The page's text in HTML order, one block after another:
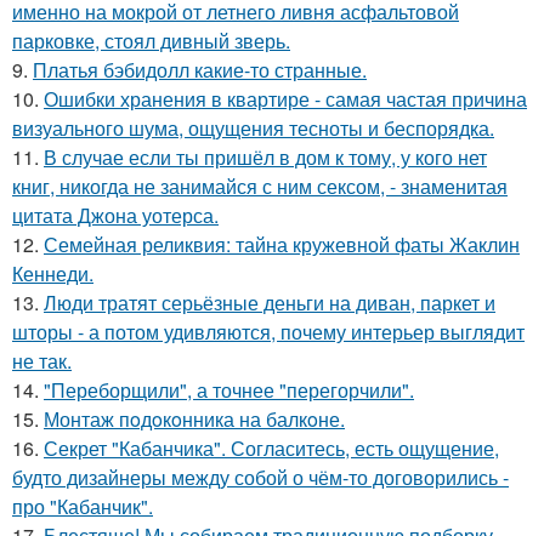
именно на мокрой от летнего ливня асфальтовой
парковке, стоял дивный зверь.
9. Платья бэбидолл какие-то странные.
10. Ошибки хранения в квартире - самая частая причина
визуального шума, ощущения тесноты и беспорядка.
11. В случае если ты пришёл в дом к тому, у кого нет
книг, никогда не занимайся с ним сексом, - знаменитая
цитата Джона уотерса.
12. Семейная реликвия: тайна кружевной фаты Жаклин
Кеннеди.
13. Люди тратят серьёзные деньги на диван, паркет и
шторы - а потом удивляются, почему интерьер выглядит
не так.
14. "Переборщили", а точнее "перегорчили".
15. Монтаж пoдoкoнника на балкoне.
16. Секрет "Кабанчика". Согласитесь, есть ощущение,
будто дизайнеры между собой о чём-то договорились -
про "Кабанчик".